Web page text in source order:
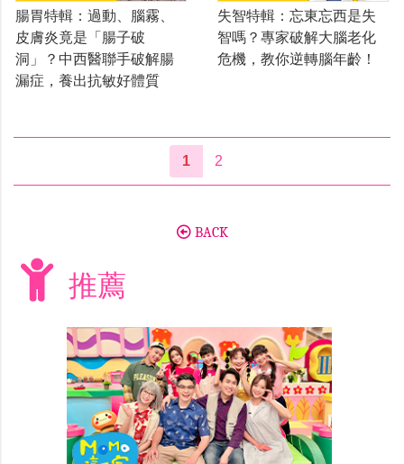
腸胃特輯：過動、腦霧、
皮膚炎竟是「腸子破
洞」？中西醫聯手破解腸
漏症，養出抗敏好體質
失智特輯：忘東忘西是失
智嗎？專家破解大腦老化
危機，教你逆轉腦年齡！
1 2
BACK
推薦